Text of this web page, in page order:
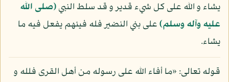
يشاء و الله على كل شيء قدير و قد سلط النبي(صلى الله
عليه وآله وسلم)على بني النضير فله فيئهم يفعل فيه ما
يشاء.
قوله تعالى: «ما أفاء الله على رسوله من أهل القرى فلله و